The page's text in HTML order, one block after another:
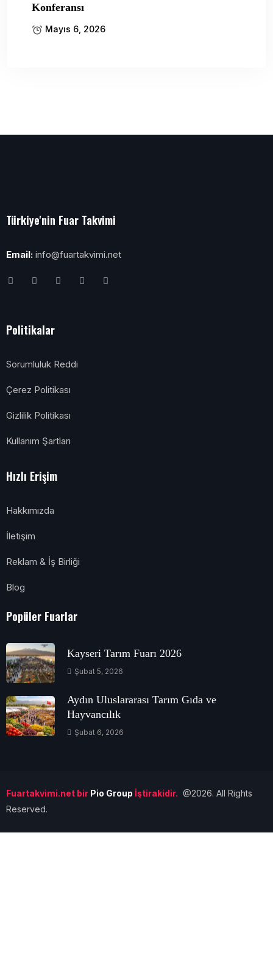
Konferansı
Mayıs 6, 2026
Türkiye'nin Fuar Takvimi
Email: info@fuartakvimi.net
Politikalar
Sorumluluk Reddi
Çerez Politikası
Gizlilik Politikası
Kullanım Şartları
Hızlı Erişim
Hakkımızda
İletişim
Reklam & İş Birliği
Blog
Popüler Fuarlar
Kayseri Tarım Fuarı 2026
Şubat 5, 2026
Aydın Uluslararası Tarım Gıda ve
Hayvancılık
Şubat 6, 2026
Fuartakvimi.net bir Pio Group İştirakidir. @2026. All Rights
Reserved.